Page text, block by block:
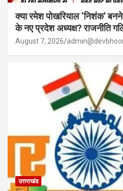
क्या रमेश पोखरियाल ‘निशंक’
के नए प्रदेश अध्यक्ष? राजनीति
August 7, 2026
उत्तराखंड